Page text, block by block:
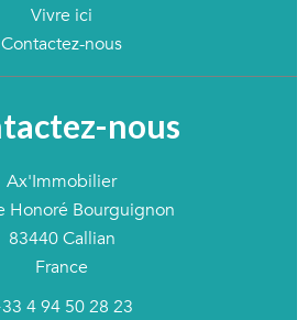
Vivre ici
Contactez-nous
nous
Ax'Immobilier
Honoré Bourguignon
83440Callian
France
4 94 50 28 23